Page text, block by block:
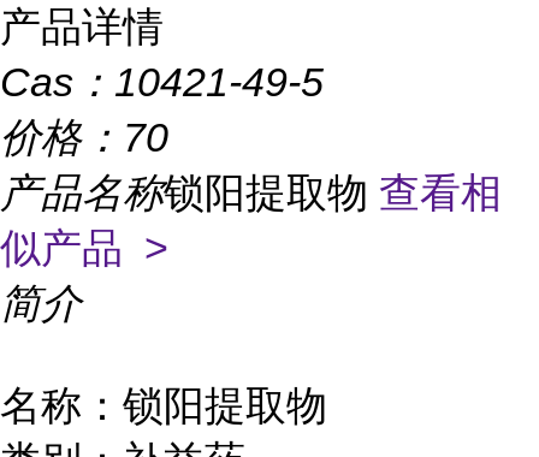
产品详情
Cas： 10421-49-5
价格： 70
产品名称锁阳提取物 查看相
似产品 >
简介
名称：锁阳提取物